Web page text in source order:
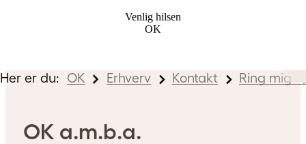
Venlig hilsen
OK
Her er du: OK Erhverv Kontakt Ring mig
OK a.m.b.a.